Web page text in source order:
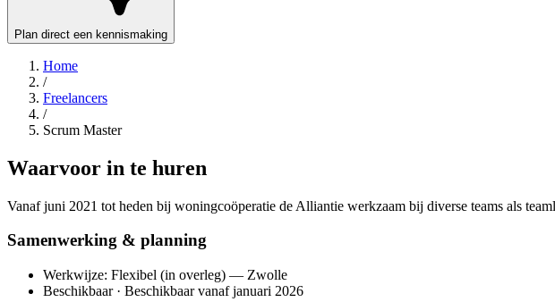
Plan direct een kennismaking
Home
/
Freelancers
/
Scrum Master
Waarvoor in te huren
Vanaf juni 2021 tot heden bij woningcoöperatie de Alliantie werkzaam bij diverse teams als
Samenwerking & planning
Werkwijze: Flexibel (in overleg) — Zwolle
Beschikbaar · Beschikbaar vanaf januari 2026